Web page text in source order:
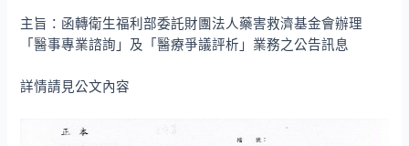
主旨：函轉衛生福利部委託財團法人藥害救濟基金會辦理
「醫事專業諮詢」及「醫療爭議評析」業務之公告訊息
詳情請見公文內容